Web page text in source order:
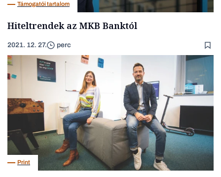
Támogatói tartalom
Hiteltrendek az MKB Banktól
2021. 12. 27. perc
Print